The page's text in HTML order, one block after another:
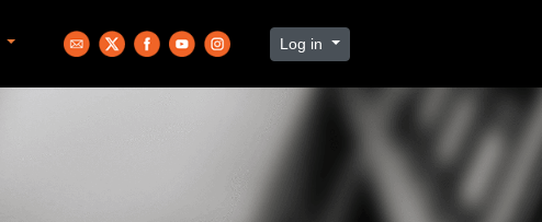
Log in